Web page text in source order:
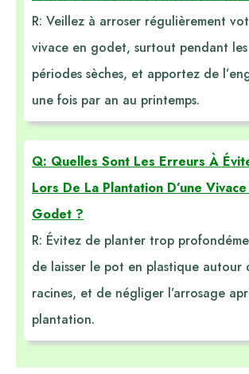
R: Veillez à arroser régulièrement
vivace en godet, surtout pendant les
périodes sèches, et apportez de
une fois par an au printemps.
Q: Quelles Sont Les Erreurs À
Lors De La Plantation D’une
Godet ?
R: Évitez de planter trop
de laisser le pot en plastique autour
racines, et de négliger l’arrosage
plantation.